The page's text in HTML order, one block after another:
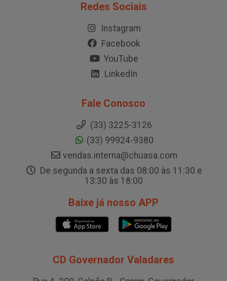
Redes Sociais
Instagram
Facebook
YouTube
LinkedIn
Fale Conosco
(33) 3225-3126
(33) 99924-9380
vendas.interna@chuasa.com
De segunda a sexta das 08:00 às 11:30 e
13:30 às 18:00
Baixe já nosso APP
CD Governador Valadares